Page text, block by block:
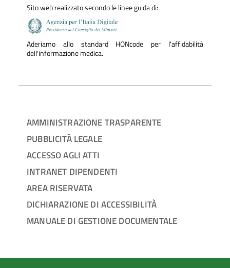
Sito web realizzato secondo le linee guida di:
Aderiamo allo standard HONcode per l'affidabilità
dell'informazione medica.
AMMINISTRAZIONE TRASPARENTE
PUBBLICITÀ LEGALE
ACCESSO AGLI ATTI
INTRANET DIPENDENTI
AREA RISERVATA
DICHIARAZIONE DI ACCESSIBILITÀ
MANUALE DI GESTIONE DOCUMENTALE